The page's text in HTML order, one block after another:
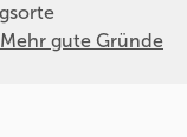
Mehr gute Gründe